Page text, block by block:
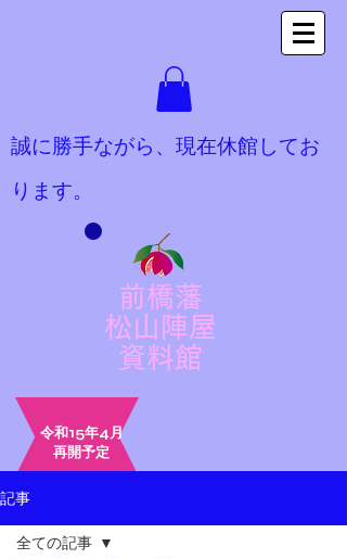
​誠に勝手ながら、現在休館してお
ります。
前橋藩
松山陣屋
​資料館
令和15年4月
​再開予定
記事
全ての記事